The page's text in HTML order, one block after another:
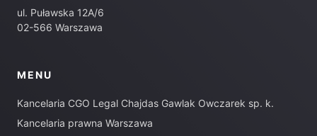
ul. Puławska 12A/6
02-566 Warszawa
MENU
Kancelaria CGO Legal Chajdas Gawlak Owczarek sp. k.
Kancelaria prawna Warszawa